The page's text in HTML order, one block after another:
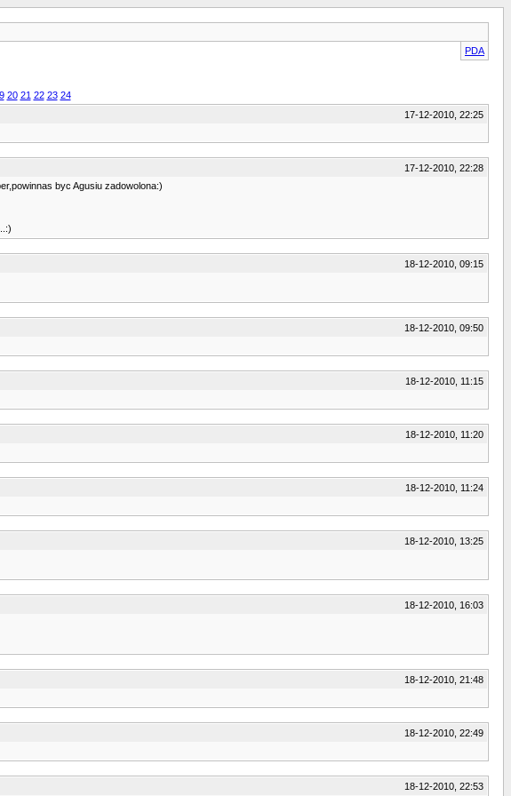
PDA
20 21 22 23 24
17-12-2010, 22:25
17-12-2010, 22:28
byc Agusiu zadowolona:)
18-12-2010, 09:15
18-12-2010, 09:50
18-12-2010, 11:15
18-12-2010, 11:20
18-12-2010, 11:24
18-12-2010, 13:25
18-12-2010, 16:03
18-12-2010, 21:48
18-12-2010, 22:49
18-12-2010, 22:53